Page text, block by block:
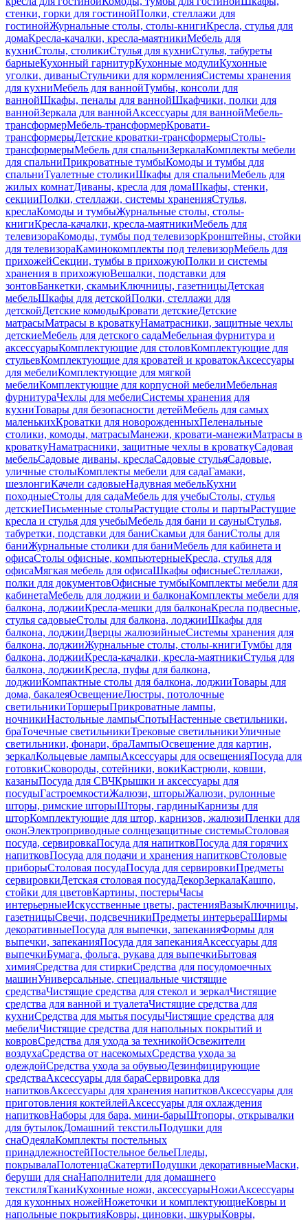
стенки, горки для гостинойПолки, стеллажи для
гостинойЖурнальные столы, столы-книгиКресла, стулья для
домаКресла-качалки, кресла-маятникиМебель для
кухниСтолы, столикиСтулья для кухниСтулья, табуреты
барныеКухонный гарнитурКухонные модулиКухонные
уголки, диваныСтульчики для кормленияСистемы хранения
для кухниМебель для ваннойТумбы, консоли для
ваннойШкафы, пеналы для ваннойШкафчики, полки для
ваннойЗеркала для ваннойАксессуары для ваннойМебель-
трансформерМебель-трансформерКровати-
трансформерыДетские кроватки-трансформерыСтолы-
трансформерыМебель для спальниЗеркалаКомплекты мебели
для спальниПрикроватные тумбыКомоды и тумбы для
спальниТуалетные столикиШкафы для спальниМебель для
жилых комнатДиваны, кресла для домаШкафы, стенки,
секцииПолки, стеллажи, системы храненияСтулья,
креслаКомоды и тумбыЖурнальные столы, столы-
книгиКресла-качалки, кресла-маятникиМебель для
телевизораКомоды, тумбы под телевизорКронштейны, стойки
для телевизораКаминокомплекты под телевизорМебель для
прихожейСекции, тумбы в прихожуюПолки и системы
хранения в прихожуюВешалки, подставки для
зонтовБанкетки, скамьиКлючницы, газетницыДетская
мебельШкафы для детскойПолки, стеллажи для
детскойДетские комодыКровати детскиеДетские
матрасыМатрасы в кроваткуНаматрасники, защитные чехлы
детскиеМебель для детского садаМебельная фурнитура и
аксессуарыКомплектующие для столовКомплектующие для
стульевКомплектующие для кроватей и кроватокАксессуары
для мебелиКомплектующие для мягкой
мебелиКомплектующие для корпусной мебелиМебельная
фурнитураЧехлы для мебелиСистемы хранения для
кухниТовары для безопасности детейМебель для самых
маленькихКроватки для новорожденныхПеленальные
столики, комоды, матрасыМанежи, кровати-манежиМатрасы в
кроваткуНаматрасники, защитные чехлы в кроваткуСадовая
мебельСадовые диваны, креслаСадовые стульяСадовые,
уличные столыКомплекты мебели для садаГамаки,
шезлонгиКачели садовыеНадувная мебельКухни
походныеСтолы для садаМебель для учебыСтолы, стулья
детскиеПисьменные столыРастущие столы и партыРастущие
кресла и стулья для учебыМебель для бани и сауныСтулья,
табуретки, подставки для баниСкамьи для баниСтолы для
баниЖурнальные столики для баниМебель для кабинета и
офисаСтолы офисные, компьютерныеКресла, стулья для
офисаМягкая мебель для офисаШкафы офисныеСтеллажи,
полки для документовОфисные тумбыКомплекты мебели для
кабинетаМебель для лоджии и балконаКомплекты мебели для
балкона, лоджииКресла-мешки для балконаКресла подвесные,
стулья садовыеСтолы для балкона, лоджииШкафы для
балкона, лоджииДверцы жалюзийныеСистемы хранения для
балкона, лоджииЖурнальные столы, столы-книгиТумбы для
балкона, лоджииКресла-качалки, кресла-маятникиСтулья для
балкона, лоджииКресла, пуфы для балкона,
лоджииКомпактные столы для балкона, лоджииТовары для
дома, бакалеяОсвещениеЛюстры, потолочные
светильникиТоршерыПрикроватные лампы,
ночникиНастольные лампыСпотыНастенные светильники,
браТочечные светильникиТрековые светильникиУличные
светильники, фонари, браЛампыОсвещение для картин,
зеркалКольцевые лампыАксессуары для освещенияПосуда для
готовкиСковороды, сотейники, вокиКастрюли, ковши,
казаныПосуда для СВЧКрышки и аксессуары для
посудыГастроемкостиЖалюзи, шторыЖалюзи, рулонные
шторы, римские шторыШторы, гардиныКарнизы для
шторКомплектующие для штор, карнизов, жалюзиПленки для
оконЭлектроприводные солнцезащитные системыСтоловая
посуда, сервировкаПосуда для напитковПосуда для горячих
напитковПосуда для подачи и хранения напитковСтоловые
приборыСтоловая посудаПосуда для сервировкиПредметы
сервировкиДетская столовая посудаДекорЗеркалаКашпо,
стойки для цветовКартины, постерыЧасы
интерьерныеИскусственные цветы, растенияВазыКлючницы,
газетницыСвечи, подсвечникиПредметы интерьераШирмы
декоративныеПосуда для выпечки, запеканияФормы для
выпечки, запеканияПосуда для запеканияАксессуары для
выпечкиБумага, фольга, рукава для выпечкиБытовая
химияСредства для стиркиСредства для посудомоечных
машинУниверсальные, специальные чистящие
средстваЧистящие средства для стекол и зеркалЧистящие
средства для ванной и туалетаЧистящие средства для
кухниСредства для мытья посудыЧистящие средства для
мебелиЧистящие средства для напольных покрытий и
ковровСредства для ухода за техникойОсвежители
воздухаСредства от насекомыхСредства ухода за
одеждойСредства ухода за обувьюДезинфицирующие
средстваАксессуары для бараСервировка для
напитковАксессуары для хранения напитковАксессуары для
приготовления коктейлейАксессуары для охлаждения
напитковНаборы для бара, мини-барыШтопоры, открывалки
для бутылокДомашний текстильПодушки для
снаОдеялаКомплекты постельных
принадлежностейПостельное бельеПледы,
покрывалаПолотенцаСкатертиПодушки декоративныеМаски,
беруши для снаНаполнители для домашнего
текстиляТканиКухонные ножи, аксессуарыНожиАксессуары
для кухонных ножейНожеточки и комплектующиеКовры и
напольные покрытияКовры, циновки, шкурыКовры,